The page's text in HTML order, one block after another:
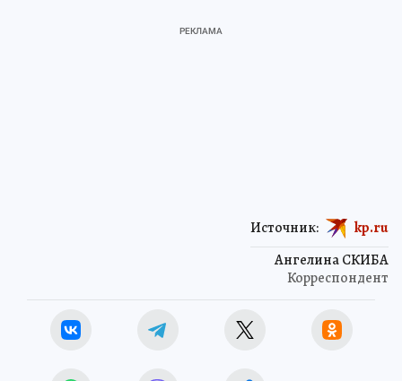
Ангелина СКИБА
Корреспондент
Источник: kp.ru